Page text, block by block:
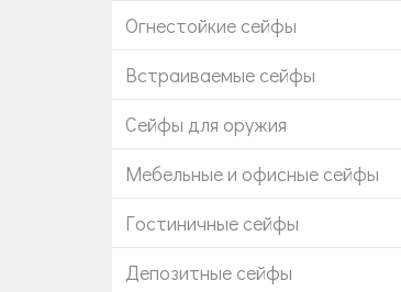
Огнестойкие сейфы
Встраиваемые сейфы
Сейфы для оружия
Мебельные и офисные сейфы
Гостиничные сейфы
Депозитные сейфы